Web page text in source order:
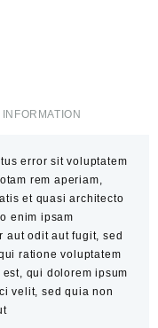
INFORMATION
error sit voluptatem
rem aperiam,
et quasi architecto
enim ipsam
aut odit aut fugit, sed
ratione voluptatem
qui dolorem ipsum
velit, sed quia non